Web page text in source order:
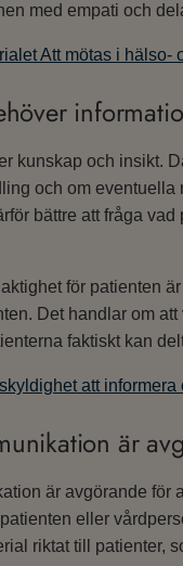
med empati och
Att mötas i hälso-
kunskap och insikt.
och om
bättre att fråga
för patienten
Det handlar om
faktiskt kan
att
är
är avgörande för
eller
riktat till patienter,